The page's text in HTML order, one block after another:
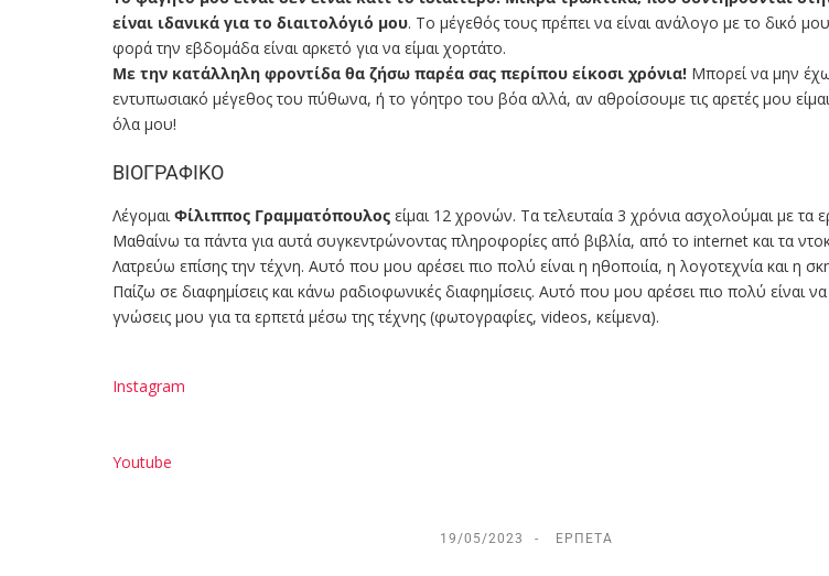
είναι ιδανικά για το διαιτολόγιό μου. Το μέγεθός τους πρέπει να είναι ανάλογο με το δικό
φορά την εβδομάδα είναι αρκετό για να είμαι χορτάτο.
Με την κατάλληλη φροντίδα θα ζήσω παρέα σας περίπου είκοσι χρόνια! Μπορεί να μην
εντυπωσιακό μέγεθος του πύθωνα, ή το γόητρο του βόα αλλά, αν αθροίσουμε τις αρετές μου
όλα μου!
ΒΙΟΓΡΑΦΙΚΟ
ΛέγομαιΦίλιππος Γραμματόπουλος είμαι 12 χρονών. Τα τελευταία 3 χρόνια ασχολούμαι με τα
Μαθαίνω τα πάντα για αυτά συγκεντρώνοντας πληροφορίες από βιβλία, από το internet και τα
Λατρεύω επίσης την τέχνη. Αυτό που μου αρέσει πιο πολύ είναι η ηθοποιία, η λογοτεχνία και η
Παίζω σε διαφημίσεις και κάνω ραδιοφωνικές διαφημίσεις. Αυτό που μου αρέσει πιο πολύ είναι να
γνώσεις μου για τα ερπετά μέσω της τέχνης (φωτογραφίες, videos, κείμενα).
Instagram
Youtube
19/05/2023 ΕΡΠΕΤΆ